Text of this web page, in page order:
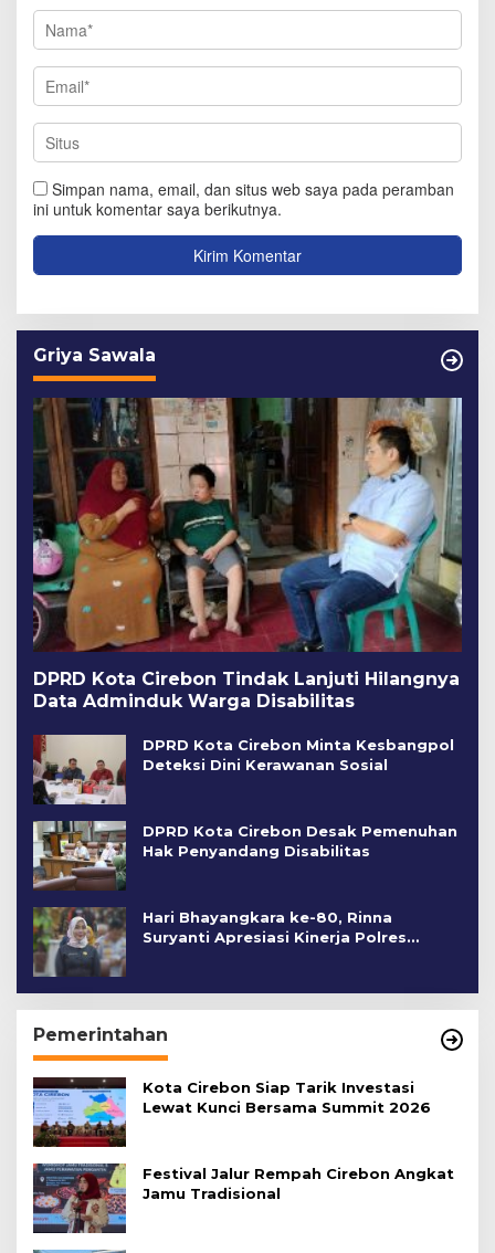
Simpan nama, email, dan situs web saya pada peramban
ini untuk komentar saya berikutnya.
Griya Sawala
DPRD Kota Cirebon Tindak Lanjuti Hilangnya
Data Adminduk Warga Disabilitas
DPRD Kota Cirebon Minta Kesbangpol
Deteksi Dini Kerawanan Sosial
DPRD Kota Cirebon Desak Pemenuhan
Hak Penyandang Disabilitas
Hari Bhayangkara ke-80, Rinna
Suryanti Apresiasi Kinerja Polres
Pemerintahan
Kota Cirebon Siap Tarik Investasi
Lewat Kunci Bersama Summit 2026
Festival Jalur Rempah Cirebon Angkat
Jamu Tradisional